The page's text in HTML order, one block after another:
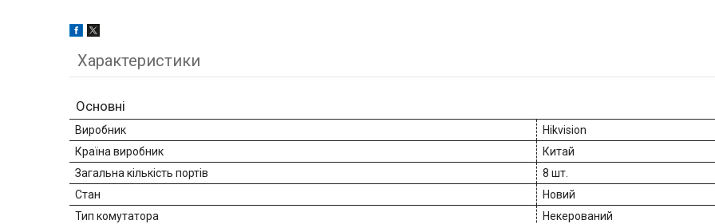
Характеристики
Основні
Виробник
Hikvision
Країна виробник
Китай
Загальна кількість портів
8 шт.
Стан
Новий
Тип комутатора
Некерований